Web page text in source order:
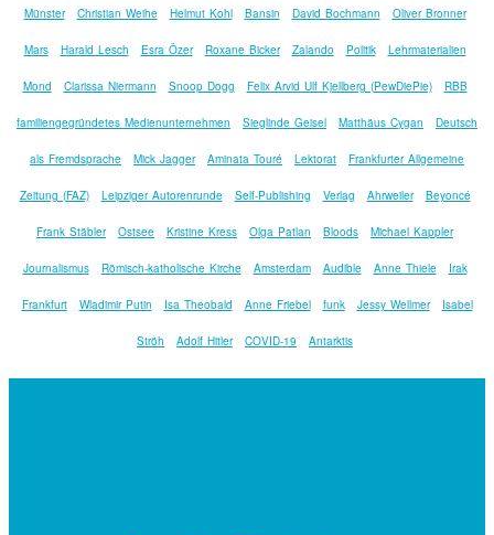
Münster Christian Weihe Helmut Kohl Bansin David Bochmann Oliver Bronner
Mars Harald Lesch Esra Özer Roxane Bicker Zalando Politik Lehrmaterialien
Mond Clarissa Niermann Snoop Dogg Felix Arvid Ulf Kjellberg (PewDiePie) RBB
familiengegründetes Medienunternehmen Sieglinde Geisel Matthäus Cygan Deutsch
als Fremdsprache Mick Jagger Aminata Touré Lektorat Frankfurter Allgemeine
Zeitung (FAZ) Leipziger Autorenrunde Self-Publishing Verlag Ahrweiler Beyoncé
Frank Stäbler Ostsee Kristine Kress Olga Patlan Bloods Michael Kappler
Journalismus Römisch-katholische Kirche Amsterdam Audible Anne Thiele Irak
Frankfurt Wladimir Putin Isa Theobald Anne Friebel funk Jessy Wellmer Isabel
Ströh Adolf Hitler COVID-19 Antarktis